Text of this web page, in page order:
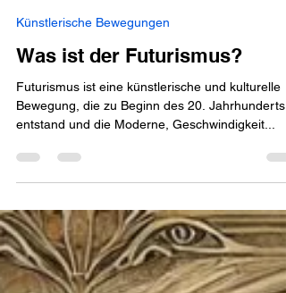
jonathan-pradillon
29. Nov. 2024
3 Min. Lesezeit
Künstlerische Bewegungen
Was ist der Futurismus?
Futurismus ist eine künstlerische und kulturelle
entstand und die Moderne, Geschwindigkeit...